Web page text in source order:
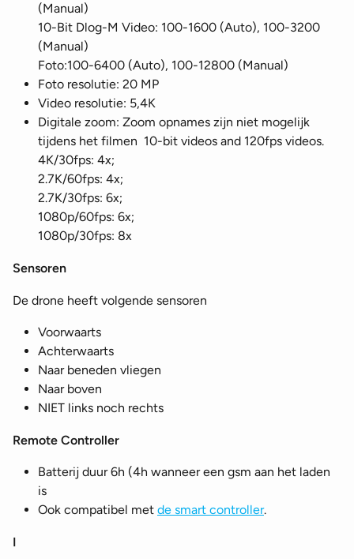
(Manual)
10-Bit Dlog-M Video: 100-1600 (Auto), 100-3200
(Manual)
Foto:100-6400 (Auto), 100-12800 (Manual)
Foto resolutie: 20 MP
Video resolutie: 5,4K
Digitale zoom: Zoom opnames zijn niet mogelijk
tijdens het filmen 10-bit videos and 120fps videos.
4K/30fps: 4x;
2.7K/60fps: 4x;
2.7K/30fps: 6x;
1080p/60fps: 6x;
1080p/30fps: 8x
Sensoren
De drone heeft volgende sensoren
Voorwaarts
Achterwaarts
Naar beneden vliegen
Naar boven
NIET links noch rechts
Remote Controller
Batterij duur 6h (4h wanneer een gsm aan het laden
is
Ook compatibel met de smart controller.
I